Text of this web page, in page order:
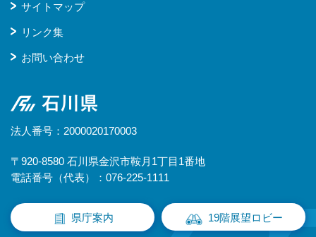
サイトマップ
リンク集
お問い合わせ
石川県
法人番号：2000020170003
〒920-8580 石川県金沢市鞍月1丁目1番地
電話番号（代表）：076-225-1111
県庁案内 19階展望ロビー